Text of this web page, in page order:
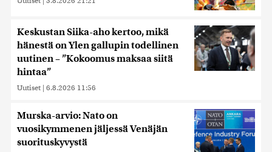
Keskustan Siika-aho kertoo, mikä
hänestä on Ylen gallupin todellinen
uutinen – ”Kokoomus maksaa siitä
hintaa”
Uutiset | 6.8.2026 11:56
Murska-arvio: Nato on
vuosikymmenen jäljessä Venäjän
suorituskyvystä